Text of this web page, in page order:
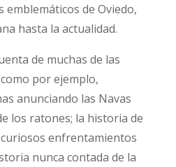
emblemáticos de Oviedo,
hasta la actualidad.
de muchas de las
por ejemplo,
anunciando las Navas
los ratones; la historia de
enfrentamientos
nunca contada de la